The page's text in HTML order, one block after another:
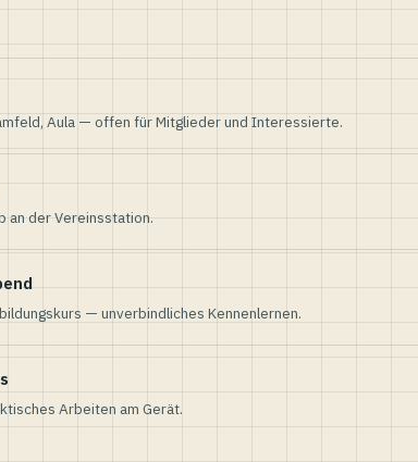
Aula — offen für Mitglieder und Interessierte.
an der Vereinsstation.
— unverbindliches Kennenlernen.
Arbeiten am Gerät.